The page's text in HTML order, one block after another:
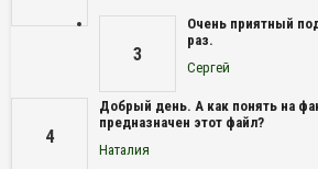
3
Очень приятный
раз.
Сергей
4
Добрый день. А как понять на
предназначен этот файл?
Наталия